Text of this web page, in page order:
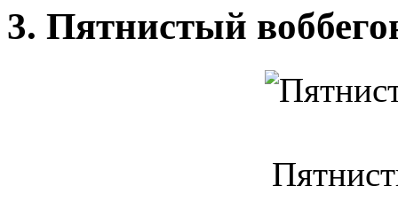
3. Пятнистый